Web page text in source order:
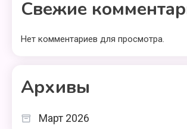
Свежие
Нет комментариев для просмотра.
Архивы
Март 2026